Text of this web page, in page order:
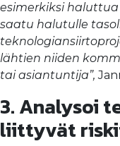
esimerkiksi
saatu halutulle
lähtien niiden
tai asiantuntija”,
3. Analysoi
liittyvät